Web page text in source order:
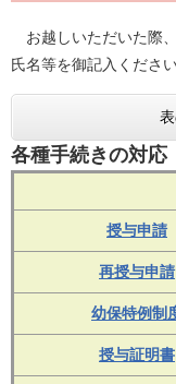
お越しいただいた際
氏名等を御記入くださ
各種手続きの対応
授与申請
再授与申請
幼保特例制
授与証明書